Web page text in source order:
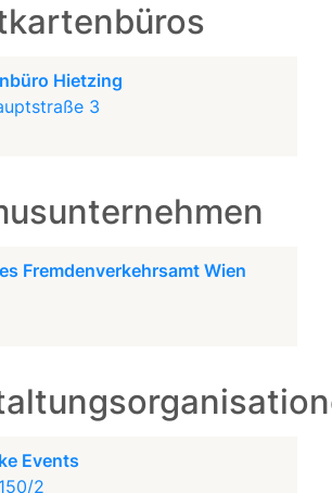
Hietzing
3
Fremdenverkehrsamt Wien
Events
2